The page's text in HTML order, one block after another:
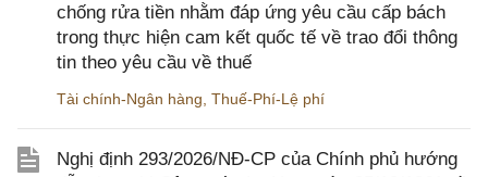
chống rửa tiền nhằm đáp ứng yêu cầu cấp bách
trong thực hiện cam kết quốc tế về trao đổi thông
tin theo yêu cầu về thuế
Tài chính-Ngân hàng Thuế-Phí-Lệ phí
Nghị định 293/2026/NĐ-CP của Chính phủ hướng